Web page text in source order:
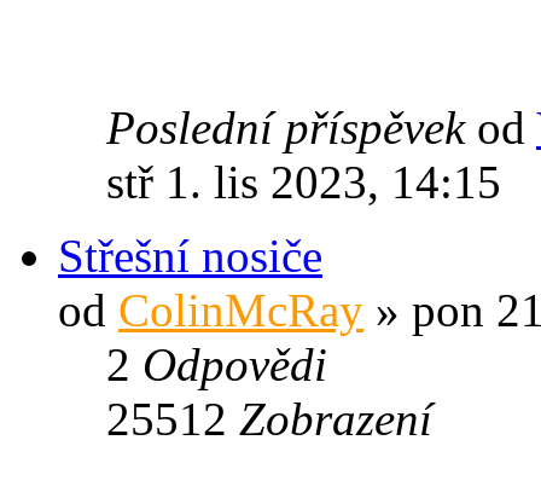
Poslední příspěvek od
stř 1. lis 2023, 14:15
Střešní nosiče
od ColinMcRay » pon
2 Odpovědi
25512 Zobrazení